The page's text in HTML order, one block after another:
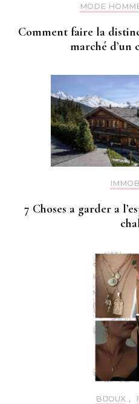
MODE
Comment faire la
marché d’un
7 Choses a garder a
BIJOUX ,